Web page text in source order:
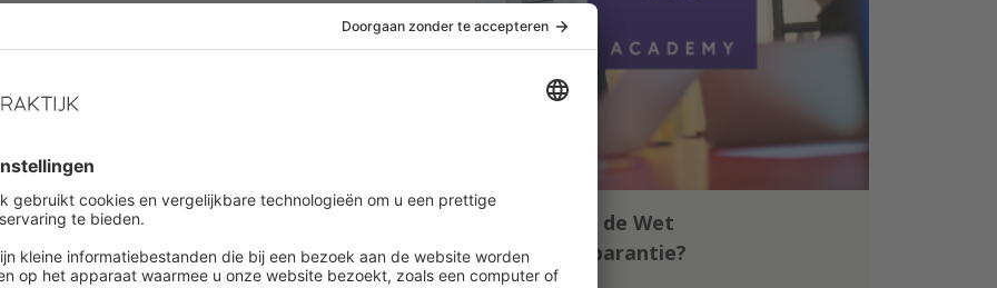
Klaar voor de Wet
loontransparantie?